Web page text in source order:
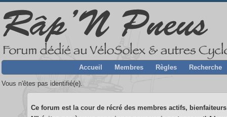
Accueil Membres Règles Recherche
Vous n'êtes pas identifié(e).
Ce forum est la cour de récré des membres actifs,